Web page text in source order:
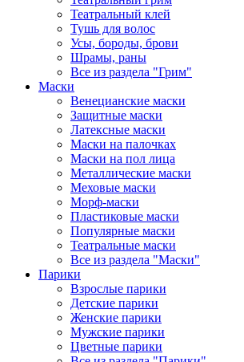
Театральный клей
Тушь для волос
Усы, бороды, брови
Шрамы, раны
Все из раздела "Грим"
Маски
Венецианские маски
Защитные маски
Латексные маски
Маски на палочках
Маски на пол лица
Металлические маски
Меховые маски
Морф-маски
Пластиковые маски
Популярные маски
Театральные маски
Все из раздела "Маски"
Парики
Взрослые парики
Детские парики
Женские парики
Мужские парики
Цветные парики